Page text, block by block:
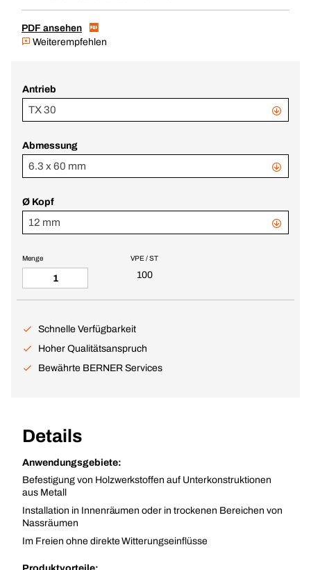
PDF ansehen
Weiterempfehlen
Antrieb
TX 30
Abmessung
6.3 x 60 mm
Ø Kopf
12 mm
VPE / ST
100
Menge
Schnelle Verfügbarkeit
Hoher Qualitätsanspruch
Bewährte BERNER Services
Details
Anwendungsgebiete:
Befestigung von Holzwerkstoffen auf Unterkonstruktionen
aus Metall
Installation in Innenräumen oder in trockenen Bereichen von
Nassräumen
Im Freien ohne direkte Witterungseinflüsse